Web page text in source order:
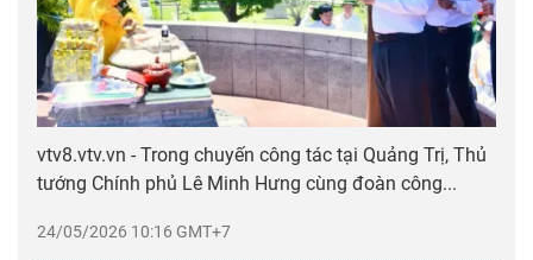
24/05/2026 10:16 GMT+7
vtv8.vtv.vn - Trong chuyến công tác tại Quảng Trị, Thủ
tướng Chính phủ Lê Minh Hưng cùng đoàn công...